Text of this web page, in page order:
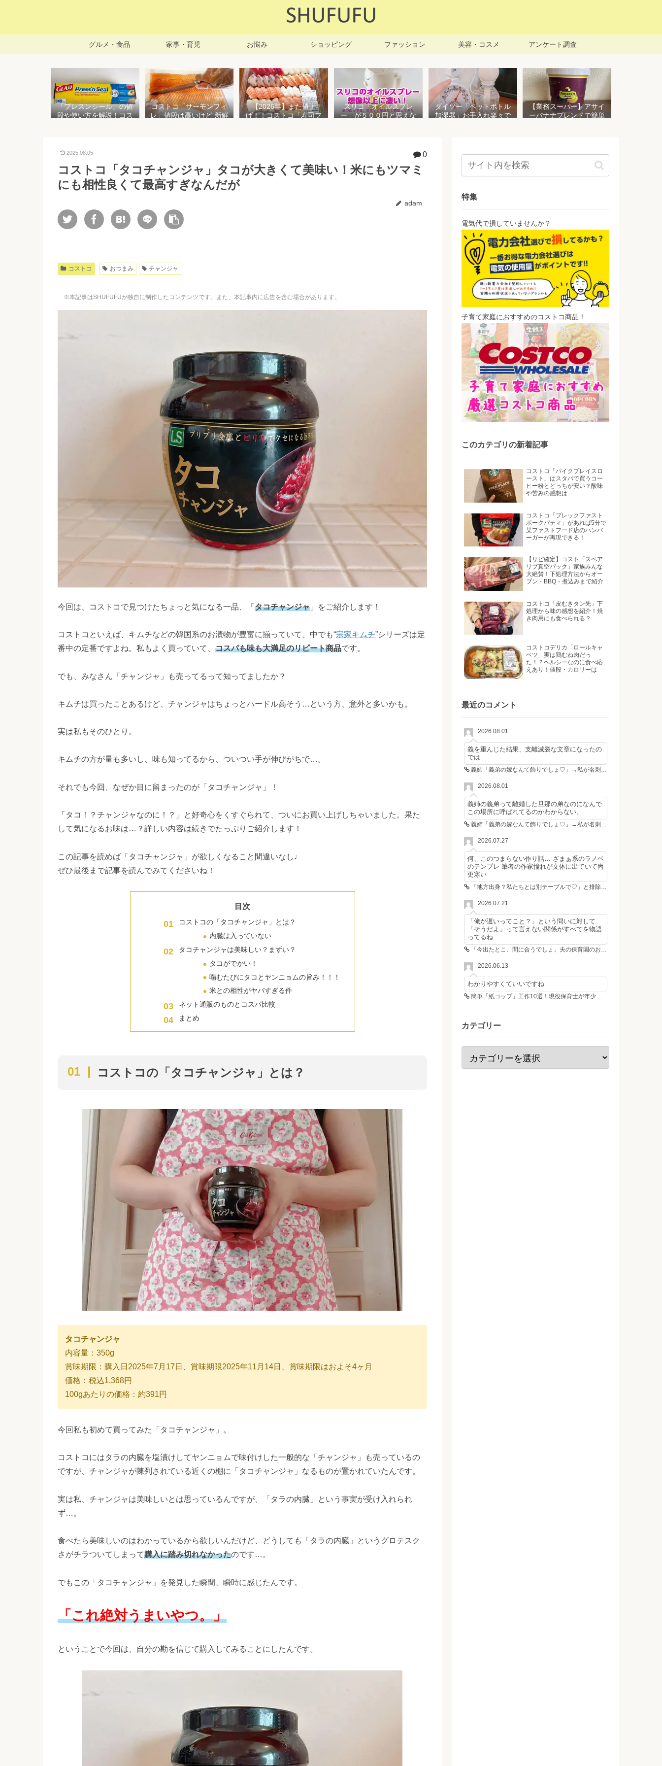
グルメ・食品 家事・育児 お悩み ショッピング ファッション 美容・コスメ アンケート調査
「プレスンシール」の値
段や使い方を解説！コス
コストコ「サーモンフィ
レ」値段は高いけど”新鮮
【2026年】また値上
げ！！コストコ「寿司フ
スリコ「オイルスプレ
ー」が５００円と思えな
ダイソー「ペットボトル
加湿器」お手入れ楽々で
【業務スーパー】アサイ
ーバナナブレンドで簡単
2025.08.05 0
コストコ「タコチャンジャ」タコが大きくて美味い！米にもツマミ
にも相性良くて最高すぎなんだが
adam
コストコ おつまみ チャンジャ
※本記事はSHUFUFUが独自に制作したコンテンツです。また、本記事内に広告を含む場合があります。
今回は、コストコで見つけたちょっと気になる一品、「 タコチャンジャ 」をご紹介します！
コストコといえば、キムチなどの韓国系のお漬物が豊富に揃っていて、中でも“宗家キムチ”シリーズは定
番中の定番ですよね。私もよく買っていて、 コスパも味も大満足のリピート商品です。
でも、みなさん「チャンジャ」も売ってるって知ってましたか？
キムチは買ったことあるけど、チャンジャはちょっとハードル高そう…という方、意外と多いかも。
実は私もそのひとり。
キムチの方が量も多いし、味も知ってるから、ついつい手が伸びがちで…。
それでも今回、なぜか目に留まったのが「タコチャンジャ」！
「タコ！？チャンジャなのに！？」と好奇心をくすぐられて、ついにお買い上げしちゃいました。果た
して気になるお味は…？詳しい内容は続きでたっぷりご紹介します！
この記事を読めば「タコチャンジャ」が欲しくなること間違いなし♩
ぜひ最後まで記事を読んでみてくださいね！
目次
コストコの「タコチャンジャ」とは？
内臓は入っていない
タコチャンジャは美味しい？まずい？
タコがでかい！
噛むたびにタコとヤンニョムの旨み！！！
米との相性がヤバすぎる件
ネット通販のものとコスパ比較
まとめ
コストコの「タコチャンジャ」とは？
タコチャンジャ
内容量：350g
賞味期限：購入日2025年7月17日、賞味期限2025年11月14日、賞味期限はおよそ4ヶ月
価格：税込1,368円
100gあたりの価格：約391円
今回私も初めて買ってみた「タコチャンジャ」。
コストコにはタラの内臓を塩漬けしてヤンニョムで味付けした一般的な「チャンジャ」も売っているの
ですが、チャンジャが陳列されている近くの棚に「タコチャンジャ」なるものが置かれていたんです。
実は私、チャンジャは美味しいとは思っているんですが、「タラの内臓」という事実が受け入れられ
ず…。
食べたら美味しいのはわかっているから欲しいんだけど、どうしても「タラの内臓」というグロテスク
さがチラついてしまって購入に踏み切れなかったのです…。
でもこの「タコチャンジャ」を発見した瞬間、瞬時に感じたんです。
「これ絶対うまいやつ。」
ということで今回は、自分の勘を信じて購入してみることにしたんです。
特集
電気代で損していませんか？
子育て家庭におすすめのコストコ商品！
このカテゴリの新着記事
コストコ「パイクプレイスロ
ースト」はスタバで買うコー
ヒー粉とどっちが安い？酸味
や苦みの感想は
コストコ「ブレックファスト
ポークパティ」があれば5分で
某ファストフード店のハンバ
ーガーが再現できる！
【リピ確定】コスト「スペア
リブ真空パック」家族みんな
大絶賛！下処理方法からオー
ブン・BBQ・煮込みまで紹介
コストコ「皮むきタン先」下
処理から味の感想を紹介！焼
き肉用にも食べられる？
コストコデリカ「ロールキャ
ベツ」実は鶏むね肉だっ
た！？ヘルシーなのに食べ応
えあり！値段・カロリーは
最近のコメント
2026.08.01
義を重んじた結果、支離滅裂な文章になったの
では
義姉「義弟の嫁なんて飾りでしょ♡」→私が名刺を置いた瞬間、不倫相手が青ざめた
2026.08.01
義姉の義弟って離婚した旦那の弟なのになんで
この場所に呼ばれてるのかわからない。
義姉「義弟の嫁なんて飾りでしょ♡」→私が名刺を置いた瞬間、不倫相手が青ざめた
2026.07.27
何、このつまらない作り話… ざまぁ系のラノベ
のテンプレ 筆者の作家憧れが文体に出ていて尚
更寒い
「地方出身？私たちとは別テーブルで♡」と排除した女性4人組→その後4人が青ざめたワケ
2026.07.21
「俺が遅いってこと？」という問いに対して
「そうだよ」って言えない関係がすべてを物語
ってるね
「今出たとこ、間に合うでしょ」夫の保育園のお迎え遅刻に走る私、位置情報共有で逆転しました
2026.06.13
わかりやすくていいですね
簡単「紙コップ」工作10選！現役保育士が年少さんも作れる工作＆遊び方を紹介
カテゴリー